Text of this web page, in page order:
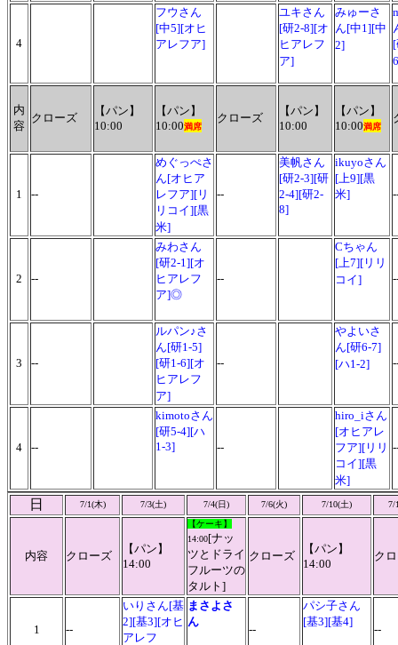
4
フウさん
[中5][オヒ
アレフア]
ユキさん
[研2-8][オ
ヒアレフ
ア]
みゅーさ
ん[中1][中
2]
内
容
クローズ
【パン】
10:00
【パン】
10:00満席
クローズ
【パン】
10:00
【パン】
10:00満席
1 --
めぐっぺさ
ん[オヒア
レフア][リ
リコイ][黒
米]
--
美帆さん
[研2-3][研
2-4][研2-
8]
ikuyoさん
[上9][黒
米]
2 --
みわさん
[研2-1][オ
ヒアレフ
ア]◎
--
Cちゃん
[上7][リリ
コイ]
3 --
ルパン♪さ
ん[研1-5]
[研1-6][オ
ヒアレフ
ア]
--
やよいさ
ん[研6-7]
[ハ1-2]
4 --
kimotoさん
[研5-4][ハ
1-3]
--
hiro_iさん
[オヒアレ
フア][リリ
コイ][黒
米]
日 7/1(木) 7/3(土) 7/4(日) 7/6(火) 7/10(土) 7/
内容 クローズ
【パン】
14:00
【ケーキ】
14:00[ナッ
ツとドライ
フルーツの
タルト]
クローズ
【パン】
14:00
ク
1 --
いりさん[基
2][基3][オヒ
アレフ
まさよさ
ん
--
パシ子さん
[基3][基4]
--